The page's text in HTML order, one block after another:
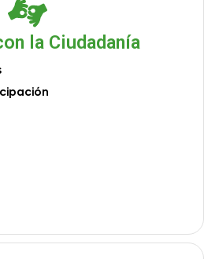
la Ciudadanía